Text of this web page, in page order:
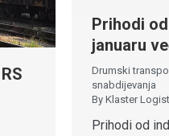
Prihodi
januaru
Drumski
snabdijevanja
By Klaster
Prihodi od